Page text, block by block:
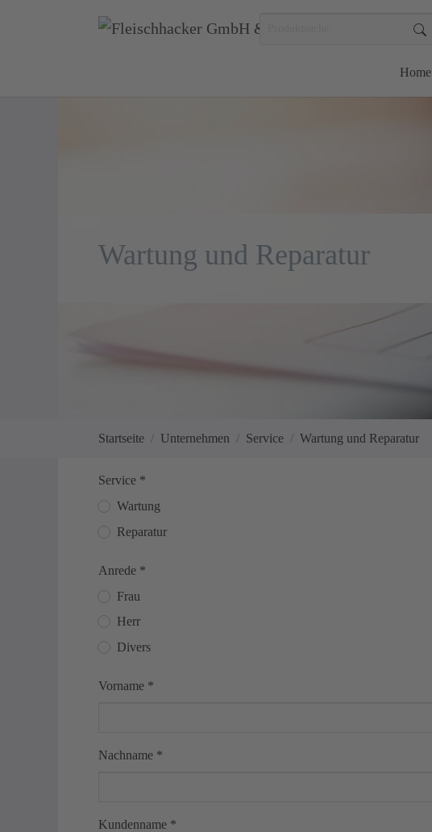
Home
Wartung und Reparatur
Startseite Unternehmen Service Wartung und Reparatur
Service *
Wartung
Reparatur
Anrede *
Frau
Herr
Divers
Vorname *
Nachname *
Kundenname *